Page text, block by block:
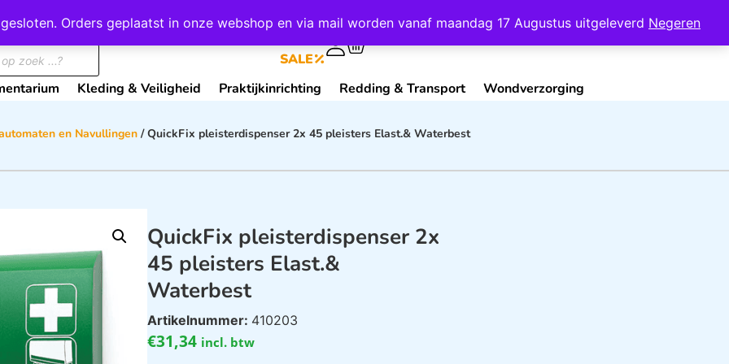
Orders geplaatst in onze webshop en via mail worden vanaf maandag 17 Augustus uitgeleverd Negeren
Mijn Account Contact
SALE
Kleding & Veiligheid Praktijkinrichting Redding & Transport Wondverzorging
en Navullingen / QuickFix pleisterdispenser 2x 45 pleisters Elast.& Waterbest
QuickFix pleisterdispenser 2x
45 pleisters Elast.&
Waterbest
Artikelnummer: 410203
€31,34 incl. btw